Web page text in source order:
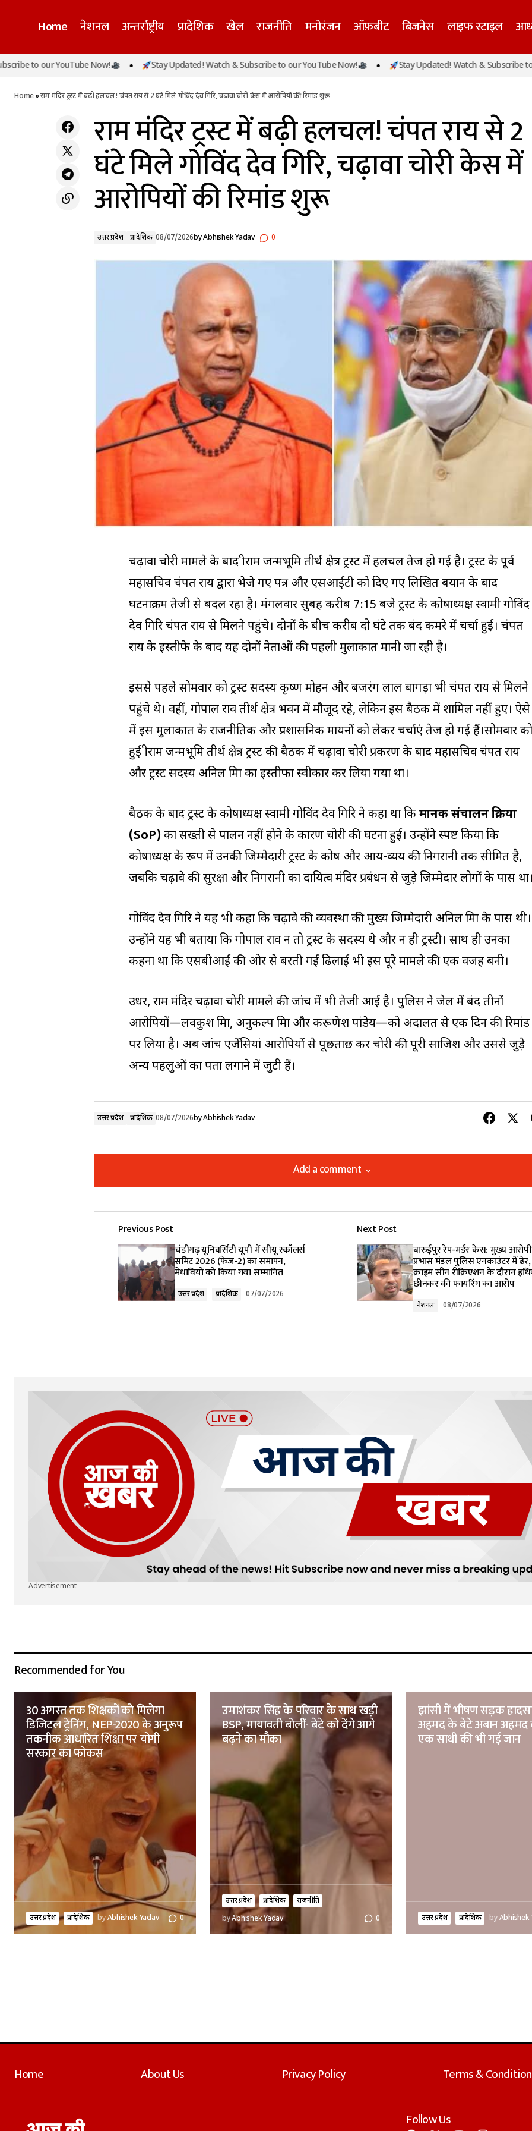
Home नेशनल अन्तर्राष्ट्रीय प्रादेशिक खेल राजनीति मनोरंजन ऑफ़बीट बिजनेस लाइफ स्टाइल
चंडीगढ़ यूनिवर्सिटी यूपी में सीयू स्कॉलर्स समिट 2026
(फेज-2) का समापन, मेधावियों को किया गया
उत्तर प्रदेश
राम मंदिर ट्रस्ट में बढ़ी हलचल! चंपत राय से 2 घंटे मिले गोविंद देव गिरि,
our YouTube Now! Stay Updated! Watch & Subscribe to our YouTube Now! Stay Updated! Watch & Subscribe to our
Home»राम मंदिर ट्रस्ट में बढ़ी हलचल! चंपत राय से 2 घंटे मिले गोविंद देव गिरि, चढ़ावा चोरी केस में आरोपियों की रिमांड शुरू
राम मंदिर ट्रस्ट में बढ़ी हलचल! चंपत राय से 2
घंटे मिले गोविंद देव गिरि, चढ़ावा चोरी केस में
आरोपियों की रिमांड शुरू
उत्तर प्रदेश प्रादेशिक 08/07/2026byAbhishek Yadav 0
चढ़ावा चोरी मामले के बाद श्रीराम जन्मभूमि तीर्थ क्षेत्र ट्रस्ट में हलचल तेज हो गई है। ट्रस्ट के पूर्व
महासचिव चंपत राय द्वारा भेजे गए पत्र और एसआईटी को दिए गए लिखित बयान के बाद
घटनाक्रम तेजी से बदल रहा है। मंगलवार सुबह करीब 7:15 बजे ट्रस्ट के कोषाध्यक्ष स्वामी गोविंद
देव गिरि चंपत राय से मिलने पहुंचे। दोनों के बीच करीब दो घंटे तक बंद कमरे में चर्चा हुई। चंपत
राय के इस्तीफे के बाद यह दोनों नेताओं की पहली मुलाकात मानी जा रही है।
इससे पहले सोमवार को ट्रस्ट सदस्य कृष्ण मोहन और बजरंग लाल बागड़ा भी चंपत राय से मिलने
पहुंचे थे। वहीं, गोपाल राव तीर्थ क्षेत्र भवन में मौजूद रहे, लेकिन इस बैठक में शामिल नहीं हुए। ऐसे
में इस मुलाकात के राजनीतिक और प्रशासनिक मायनों को लेकर चर्चाएं तेज हो गई हैं।सोमवार को
हुई श्रीराम जन्मभूमि तीर्थ क्षेत्र ट्रस्ट की बैठक में चढ़ावा चोरी प्रकरण के बाद महासचिव चंपत राय
और ट्रस्ट सदस्य अनिल मिश्रा का इस्तीफा स्वीकार कर लिया गया था।
बैठक के बाद ट्रस्ट के कोषाध्यक्ष स्वामी गोविंद देव गिरि ने कहा था किमानक संचालन प्रक्रिया
(SoP) का सख्ती से पालन नहीं होने के कारण चोरी की घटना हुई। उन्होंने स्पष्ट किया कि
कोषाध्यक्ष के रूप में उनकी जिम्मेदारी ट्रस्ट के कोष और आय-व्यय की निगरानी तक सीमित है,
जबकि चढ़ावे की सुरक्षा और निगरानी का दायित्व मंदिर प्रबंधन से जुड़े जिम्मेदार लोगों के पास
गोविंद देव गिरि ने यह भी कहा कि चढ़ावे की व्यवस्था की मुख्य जिम्मेदारी अनिल मिश्रा के पास थी।
उन्होंने यह भी बताया कि गोपाल राव न तो ट्रस्ट के सदस्य थे और न ही ट्रस्टी। साथ ही उनका
कहना था कि एसबीआई की ओर से बरती गई ढिलाई भी इस पूरे मामले की एक वजह बनी।
उधर, राम मंदिर चढ़ावा चोरी मामले की जांच में भी तेजी आई है। पुलिस ने जेल में बंद तीनों
आरोपियों—लवकुश मिश्रा, अनुकल्प मिश्रा और करूणेश पांडेय—को अदालत से एक दिन की रिमांड
पर लिया है। अब जांच एजेंसियां आरोपियों से पूछताछ कर चोरी की पूरी साजिश और उससे जुड़े
अन्य पहलुओं का पता लगाने में जुटी हैं।
उत्तर प्रदेश प्रादेशिक 08/07/2026byAbhishek Yadav
Add a comment
Add a comment
Your email address will not be published. Required fields are marked
Comment*
Submit Comment
Previous Post
चंडीगढ़ यूनिवर्सिटी यूपी में सीयू स्कॉलर्स
समिट 2026 (फेज-2) का समापन,
मेधावियों को किया गया सम्मानित
उत्तर प्रदेश प्रादेशिक 07/07/2026
Next Post
बारुईपुर रेप-मर्डर केस: मुख्य आरोपी
प्रभास मंडल पुलिस एनकाउंटर में ढेर,
क्राइम सीन रीक्रिएशन के दौरान
छीनकर की फायरिंग का आरोप
नेशनल 08/07/2026
Advertisement
Recommended for You
30 अगस्त तक शिक्षकों को मिलेगा
डिजिटल ट्रेनिंग, NEP-2020 के अनुरूप
तकनीक आधारित शिक्षा पर योगी
सरकार का फोकस
उत्तर प्रदेश प्रादेशिक byAbhishek Yadav 0
उमाशंकर सिंह के परिवार के साथ खड़ी
BSP, मायावती बोलीं- बेटे को देंगे आगे
बढ़ने का मौका
उत्तर प्रदेश प्रादेशिक
राजनीति
byAbhishek Yadav 0
झांसी में भीषण सड़क
अहमद के बेटे अबान अहमद
एक साथी की भी गई जान
उत्तर प्रदेश प्रादेशिक byAbhishek
Home About Us Privacy Policy Terms &
Follow Us